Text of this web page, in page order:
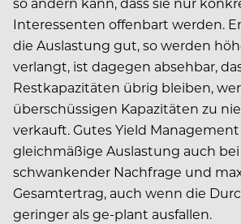
Interessenten offenbart werden.
die Auslastung gut, so werden
verlangt, ist dagegen absehbar,
Restkapazitäten übrig bleiben,
überschüssigen Kapazitäten zu
verkauft. Gutes Yield
gleichmäßige Auslastung auch
schwankender Nachfrage und
Gesamtertrag, auch wenn die
geringer als ge-plant ausfallen.